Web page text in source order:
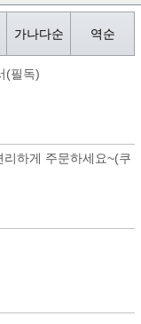
가나다순 역순
(필독)
하게 주문하세요~(쿠